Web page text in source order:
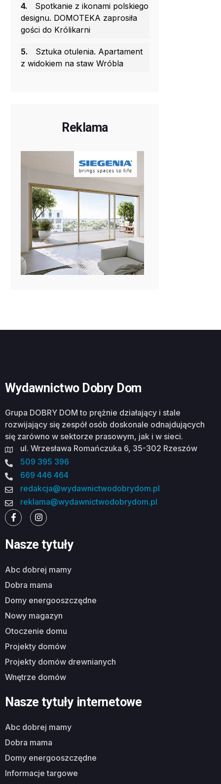
4.
Spotkanie z ikonami polskiego
designu. DOMOTEKA zaprosiła
gości do Królikarni
5.
Sztuka otulenia. Apartament
z widokiem na staw Wróbla
Reklama
Wydawnictwo Dobry Dom
Grupa DOBRY DOM to prężnie działający i stale
rozwijający się zespół osób doskonale odnajdujących
się zarówno w sektorze prasowym, jak i w sieci.
ul. Wrzesława Romańczuka 6, 35-302 Rzeszów
509 395 396
669 446 464
redakcja@wydawnictwodobrydom.pl
reklama@wydawnictwodobrydom.pl
Nasze tytuły
abc dobrej mamy
dobra mama
domy energooszczędne
nowy magazyn
otoczenie domu
projekty domów
projekty domów drewnianych
wnętrze domów
Nasze tytuły internetowe
abc dobrej mamy
dobra mama
domy energooszczędne
informacje targowe